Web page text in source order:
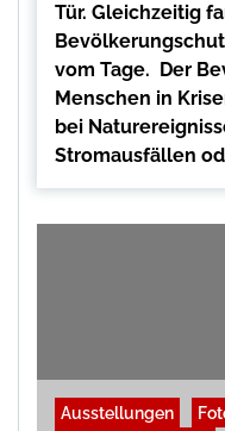
Tür. Gleichzeitig
vom Tage. Der
Menschen in
bei
Stromausfällen
Ausstellungen